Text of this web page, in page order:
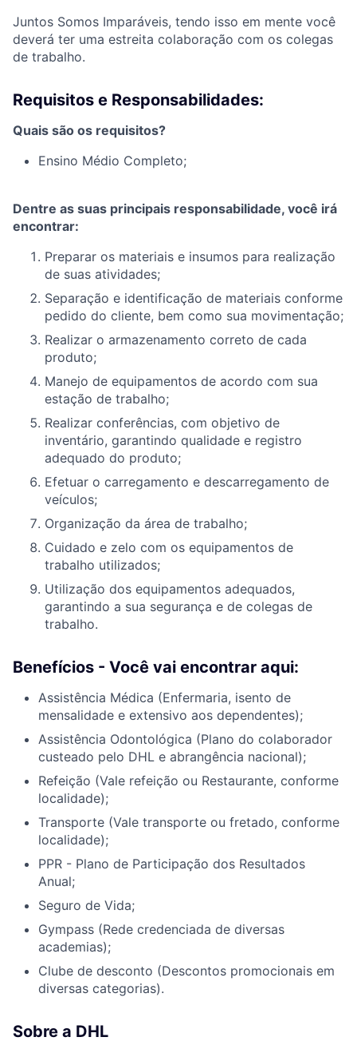
Juntos Somos Imparáveis, tendo isso em mente você
deverá ter uma estreita colaboração com os colegas
de trabalho.
Requisitos e Responsabilidades:
Quais são os requisitos?
Ensino Médio Completo;
Dentre as suas principais responsabilidade, você irá
encontrar:
Preparar os materiais e insumos para realização
de suas atividades;
Separação e identificação de materiais conforme
pedido do cliente, bem como sua movimentação;
Realizar o armazenamento correto de cada
produto;
Manejo de equipamentos de acordo com sua
estação de trabalho;
Realizar conferências, com objetivo de
inventário, garantindo qualidade e registro
adequado do produto;
Efetuar o carregamento e descarregamento de
veículos;
Organização da área de trabalho;
Cuidado e zelo com os equipamentos de
trabalho utilizados;
Utilização dos equipamentos adequados,
garantindo a sua segurança e de colegas de
trabalho.
Benefícios - Você vai encontrar aqui:
Assistência Médica (Enfermaria, isento de
mensalidade e extensivo aos dependentes);
Assistência Odontológica (Plano do colaborador
custeado pelo DHL e abrangência nacional);
Refeição (Vale refeição ou Restaurante, conforme
localidade);
Transporte (Vale transporte ou fretado, conforme
localidade);
PPR - Plano de Participação dos Resultados
Anual;
Seguro de Vida;
Gympass (Rede credenciada de diversas
academias);
Clube de desconto (Descontos promocionais em
diversas categorias).
Sobre a DHL